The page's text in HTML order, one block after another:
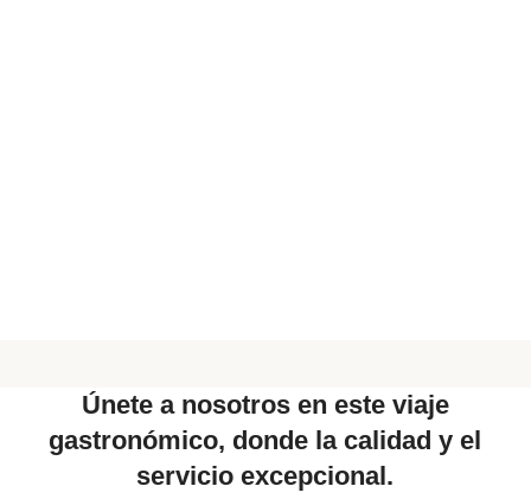
Únete a nosotros en este viaje
gastronómico, donde la calidad y el
servicio excepcional.